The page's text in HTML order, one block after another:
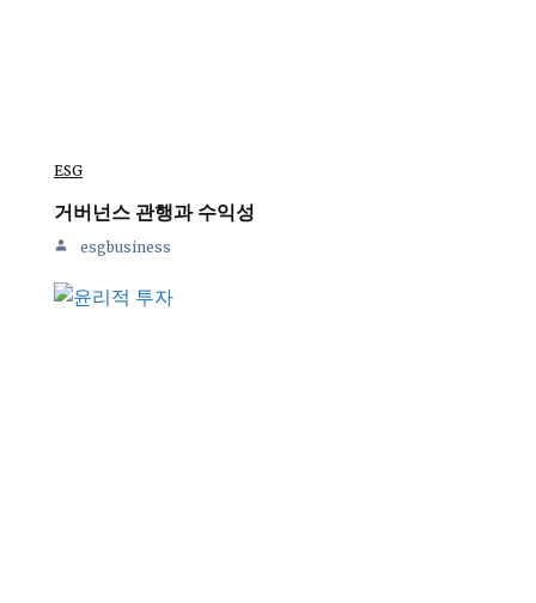
ESG
거버넌스 관행과 수익성
esgbusiness